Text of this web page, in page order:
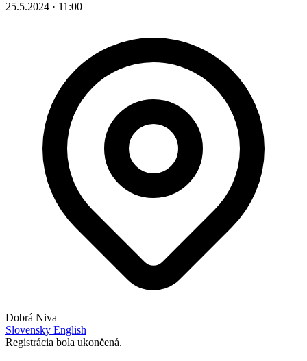
25.5.2024 · 11:00
Dobrá Niva
Slovensky English
Registrácia bola ukončená.